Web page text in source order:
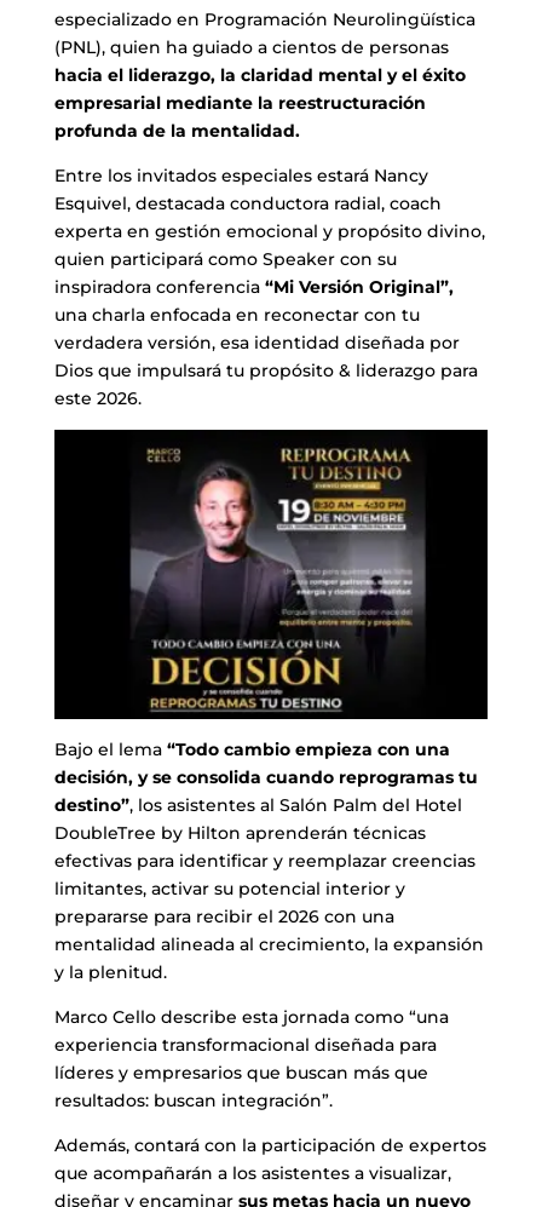
especializado en Programación Neurolingüística
(PNL), quien ha guiado a cientos de personas
hacia el liderazgo, la claridad mental y el éxito
empresarial mediante la reestructuración
profunda de la mentalidad.
Entre los invitados especiales estará Nancy
Esquivel, destacada conductora radial, coach
experta en gestión emocional y propósito divino,
quien participará como Speaker con su
inspiradora conferencia“Mi Versión Original”,
una charla enfocada en reconectar con tu
verdadera versión, esa identidad diseñada por
Dios que impulsará tu propósito & liderazgo para
este 2026.
Bajo el lema “Todo cambio empieza con una
decisión, y se consolida cuando reprogramas tu
destino”, los asistentes al Salón Palm del Hotel
DoubleTree by Hilton aprenderán técnicas
efectivas para identificar y reemplazar creencias
limitantes, activar su potencial interior y
prepararse para recibir el 2026 con una
mentalidad alineada al crecimiento, la expansión
y la plenitud.
Marco Cello describe esta jornada como “una
experiencia transformacional diseñada para
líderes y empresarios que buscan más que
resultados: buscan integración”.
Además, contará con la participación de expertos
que acompañarán a los asistentes a visualizar,
diseñar y encaminar sus metas hacia un nuevo